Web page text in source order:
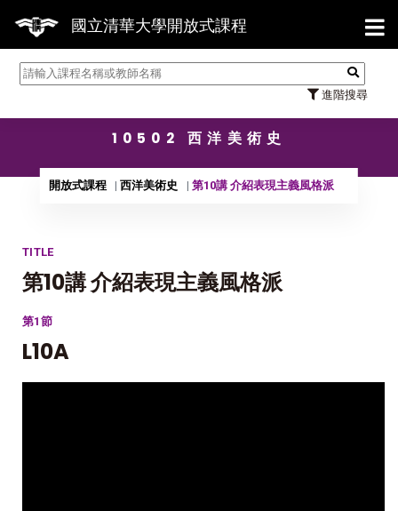
國立清華大學開放式課程
進階搜尋
【7/31】114學年度第2學
10502 西洋美術史
開放式課程 西洋美術史 第10講 介紹表現主義風格派
TITLE
第10講 介紹表現主義風格派
第1節
L10A